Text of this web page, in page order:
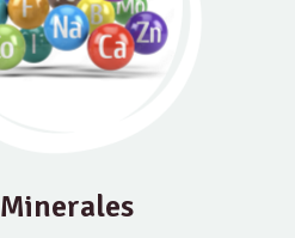
Minerales